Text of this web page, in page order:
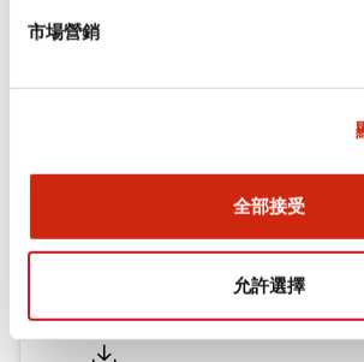
市場營銷
全部接受
允許選擇
認證與標準
Flush Silhouette LW系列 控制元件 (
2025/09/19.PDF1.23MB